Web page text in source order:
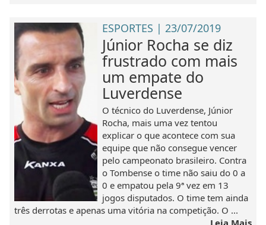
ESPORTES | 23/07/2019
Júnior Rocha se diz
frustrado com mais
um empate do
Luverdense
O técnico do Luverdense, Júnior
Rocha, mais uma vez tentou
explicar o que acontece com sua
equipe que não consegue vencer
pelo campeonato brasileiro. Contra
o Tombense o time não saiu do 0 a
0 e empatou pela 9ª vez em 13
jogos disputados. O time tem ainda
três derrotas e apenas uma vitória na competição. O ...
Leia Mais